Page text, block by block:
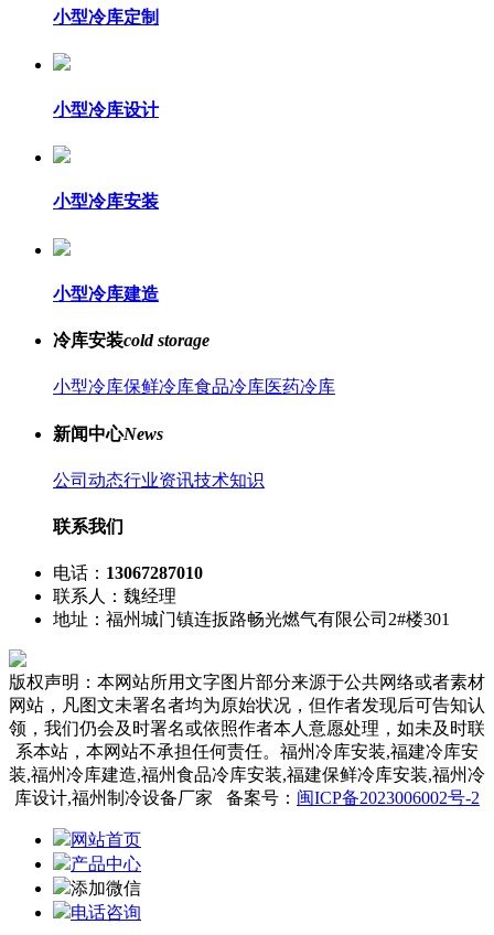
小型冷库定制
小型冷库设计
小型冷库安装
小型冷库建造
冷库安装cold storage
小型冷库保鲜冷库食品冷库医药冷库
新闻中心News
公司动态行业资讯技术知识
联系我们
电话： 13067287010
联系人：魏经理
地址：福州城门镇连扳路畅光燃气有限公司2#楼301
版权声明：本网站所用文字图片部分来源于公共网络或者素材
网站，凡图文未署名者均为原始状况，但作者发现后可告知认
领，我们仍会及时署名或依照作者本人意愿处理，如未及时联
系本站，本网站不承担任何责任。福州冷库安装,福建冷库安
装,福州冷库建造,福州食品冷库安装,福建保鲜冷库安装,福州冷
库设计,福州制冷设备厂家 备案号： 闽ICP备2023006002号-2
网站首页
产品中心
添加微信
电话咨询